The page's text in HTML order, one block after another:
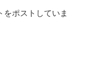
をポストしていま